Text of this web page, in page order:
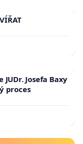
Josefa Baxy
proces